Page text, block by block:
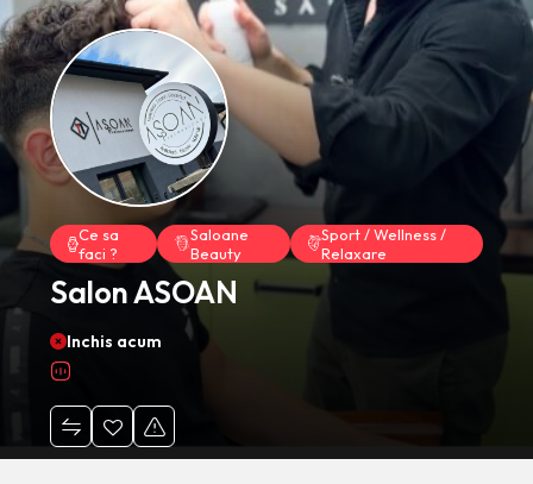
Ce sa
faci ?
Saloane
Beauty
Sport / Wellness /
Relaxare
Salon ASOAN
Inchis acum